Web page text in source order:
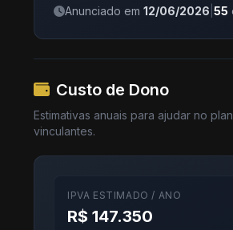
Anunciado em 12/06/2026 55
Custo de Dono
Estimativas anuais para ajudar no
vinculantes.
IPVA ESTIMADO / ANO
R$ 147.350